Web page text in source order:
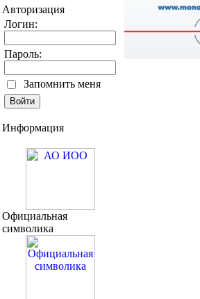
Авторизация
Логин:
Пароль:
Запомнить меня
Информация
Официальная
символика